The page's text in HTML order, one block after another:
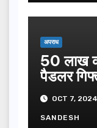
अपराध
50 लाख
पैडलर
OCT 7, 2024
SANDESH